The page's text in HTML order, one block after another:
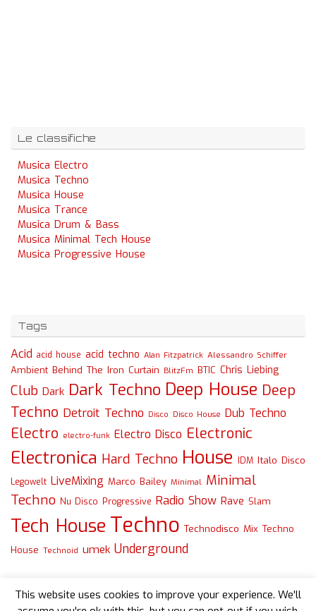
Le classifiche
Musica Electro
Musica Techno
Musica House
Musica Trance
Musica Drum & Bass
Musica Minimal Tech House
Musica Progressive House
Tags
Acid acid house acid techno Alan Fitzpatrick Alessandro Schiffer
Ambient Behind The Iron Curtain BlitzFm BTIC Chris Liebing
Club Dark Dark Techno Deep House Deep
Techno Detroit Techno Disco Disco House Dub Techno
Electro electro-funk Electro Disco Electronic
Electronica Hard Techno House IDM Italo Disco
Legowelt LiveMixing Marco Bailey Minimal Minimal
Techno Nu Disco Progressive Radio Show Rave Slam
Tech House Techno Technodisco Mix Techno
House Technoid umek Underground
This website uses cookies to improve your experience. We'll